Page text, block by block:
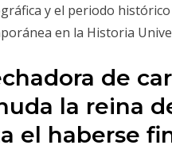
y el periodo
en la Historia
de
la reina
el haberse